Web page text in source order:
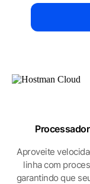
Aproveite
linha com
garantindo que